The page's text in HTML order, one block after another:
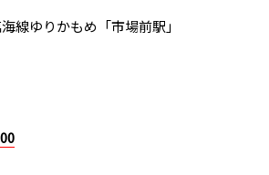
線ゆりかもめ「市場前駅」